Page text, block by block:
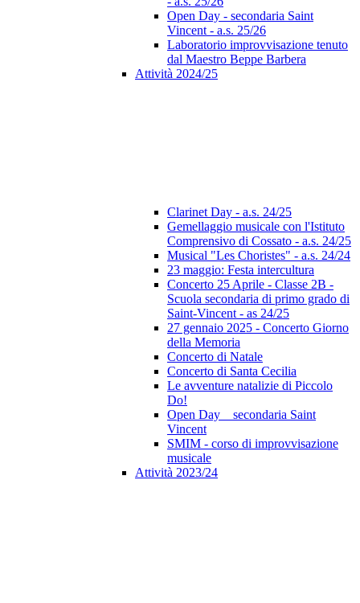
Open Day - secondaria Saint
Vincent - a.s. 25/26
Laboratorio improvvisazione tenuto
dal Maestro Beppe Barbera
Attività 2024/25
Clarinet Day - a.s. 24/25
Gemellaggio musicale con l'Istituto
Comprensivo di Cossato - a.s. 24/25
Musical "Les Choristes" - a.s. 24/24
23 maggio: Festa intercultura
Concerto 25 Aprile - Classe 2B -
Scuola secondaria di primo grado di
Saint-Vincent - as 24/25
27 gennaio 2025 - Concerto Giorno
della Memoria
Concerto di Natale
Concerto di Santa Cecilia
Le avventure natalizie di Piccolo
Do!
Open Day _ secondaria Saint
Vincent
SMIM - corso di improvvisazione
musicale
Attività 2023/24